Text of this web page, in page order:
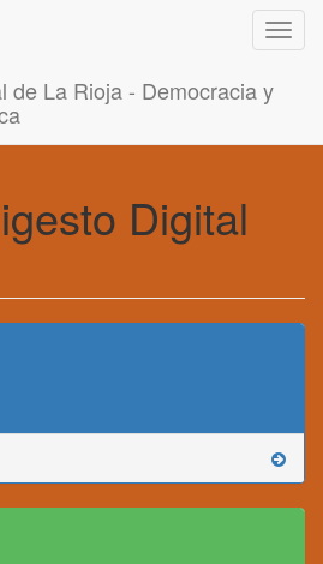
de La Rioja - Democracia y
Digital